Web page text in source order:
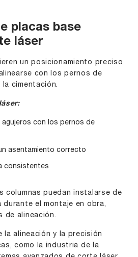
placas base
láser
un posicionamiento preciso
con los pernos de
la cimentación.
agujeros con los pernos de
asentamiento correcto
consistentes
columnas puedan instalarse de
durante el montaje en obra,
de alineación.
la alineación y la precisión
como la industria de la